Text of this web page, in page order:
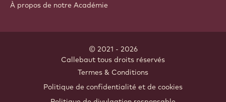
À propos de notre Académie
© 2021 - 2026
Callebaut tous droits réservés
Termes & Conditions
Politique de confidentialité et de cookies